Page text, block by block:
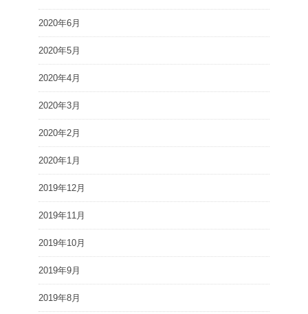
2020年6月
2020年5月
2020年4月
2020年3月
2020年2月
2020年1月
2019年12月
2019年11月
2019年10月
2019年9月
2019年8月